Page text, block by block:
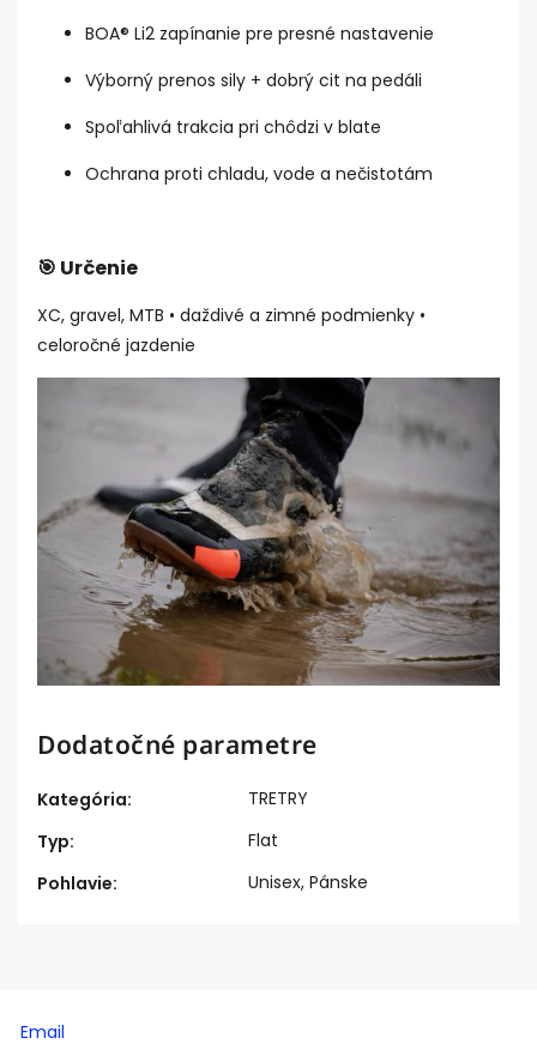
BOA® Li2 zapínanie pre presné nastavenie
Výborný prenos sily + dobrý cit na pedáli
Spoľahlivá trakcia pri chôdzi v blate
Ochrana proti chladu, vode a nečistotám
🎯 Určenie
XC, gravel, MTB • daždivé a zimné podmienky •
celoročné jazdenie
Dodatočné parametre
Kategória:
TRETRY
Typ:
Flat
Pohlavie: Unisex, Pánske
Email